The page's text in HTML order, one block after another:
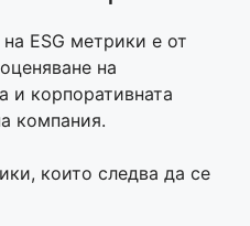
ЕSG метрики е от
на
и корпоративната
компания.
които следва да се